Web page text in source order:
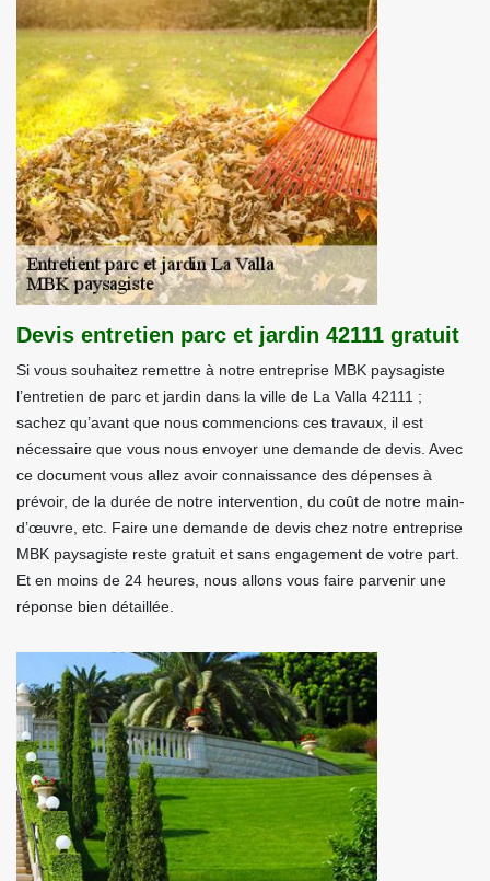
Devis entretien parc et jardin 42111 gratuit
Si vous souhaitez remettre à notre entreprise MBK paysagiste
l’entretien de parc et jardin dans la ville de La Valla 42111 ;
sachez qu’avant que nous commencions ces travaux, il est
nécessaire que vous nous envoyer une demande de devis. Avec
ce document vous allez avoir connaissance des dépenses à
prévoir, de la durée de notre intervention, du coût de notre main-
d’œuvre, etc. Faire une demande de devis chez notre entreprise
MBK paysagiste reste gratuit et sans engagement de votre part.
Et en moins de 24 heures, nous allons vous faire parvenir une
réponse bien détaillée.